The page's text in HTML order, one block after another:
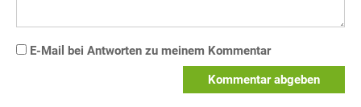
E-Mail bei Antworten zu meinem Kommentar
Kommentar abgeben